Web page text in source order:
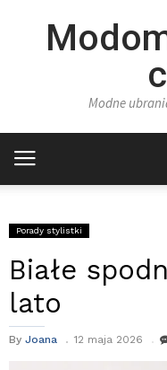
Modne
Porady stylistki
Białe
lato
By Joana 12 maja 2026